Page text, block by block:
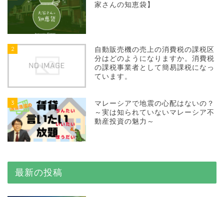
家さんの知恵袋】
2
自動販売機の売上の消費税の課税区
分はどのようになりますか。消費税
の課税事業者として簡易課税になっ
ています。
3
マレーシアで地震の心配はないの？
～実は知られていないマレーシア不
動産投資の魅力～
最新の投稿